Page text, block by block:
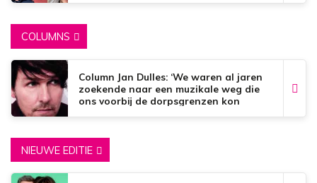
COLUMNS
Column Jan Dulles: ‘We waren al jaren
zoekende naar een muzikale weg die
ons voorbij de dorpsgrenzen kon
NIEUWE EDITIE